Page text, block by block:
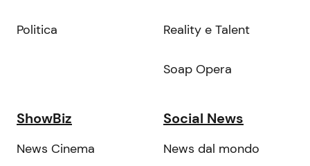
Politica Reality e Talent
Soap Opera
ShowBiz
News Cinema
Social News
News dal mondo